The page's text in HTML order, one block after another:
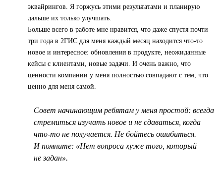
эквайрингов. Я горжусь этими результатами и планирую
дальше их только улучшать.
Больше всего в работе мне нравится, что даже спустя почти
три года в 2ГИС для меня каждый месяц находится что-то
новое и интересное: обновления в продукте, неожиданные
кейсы с клиентами, новые задачи. И очень важно, что
ценности компании у меня полностью совпадают с тем, что
ценно для меня самой.
Совет начинающим ребятам у меня простой: всегда
стремиться изучать новое и не сдаваться, когда
что-то не получается. Не бойтесь ошибиться.
И помните: «Нет вопроса хуже того, который
не задан».